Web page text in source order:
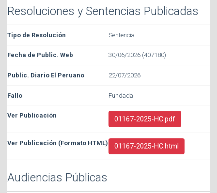
Resoluciones y Sentencias Publicadas
Sentencia
30/06/2026 (407180)
22/07/2026
Fundada
01167-2025-HC.pdf
01167-2025-HC.html
Audiencias Públicas